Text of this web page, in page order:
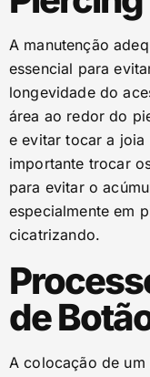
A manutenção
essencial para
longevidade do
área ao redor do
e evitar tocar a joia
importante trocar
para evitar o
especialmente em
cicatrizando.
de
A colocação de